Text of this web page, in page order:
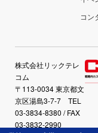
コン
株式会社リックテレ
コム
〒113-0034 東京都文
京区湯島3-7-7 TEL
03-3834-8380 / FAX
03-3832-2990